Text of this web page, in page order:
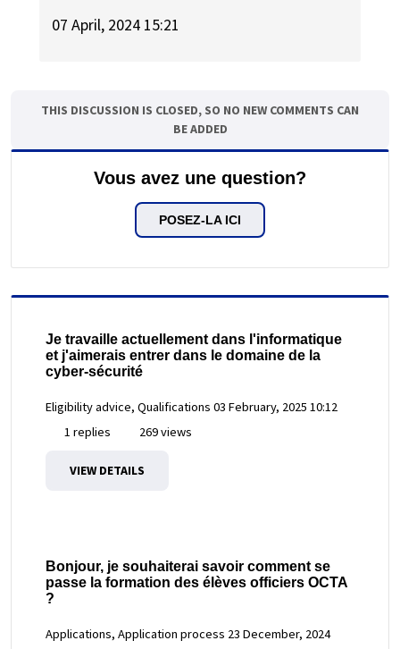
07 April, 2024 15:21
THIS DISCUSSION IS CLOSED, SO NO NEW COMMENTS CAN
BE ADDED
Vous avez une question?
POSEZ-LA ICI
Je travaille actuellement dans l'informatique
et j'aimerais entrer dans le domaine de la
cyber-sécurité
Eligibility advice, Qualifications 03 February, 2025 10:12
1 replies
269 views
VIEW DETAILS
Bonjour, je souhaiterai savoir comment se
passe la formation des élèves officiers OCTA
?
Applications, Application process 23 December, 2024